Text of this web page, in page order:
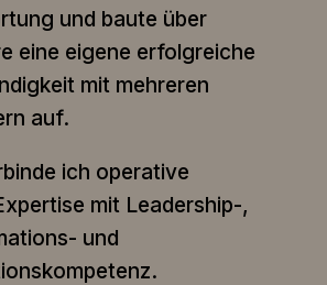
und baute über
eine eigene erfolgreiche
mit mehreren
auf.
ich operative
mit Leadership-,
und